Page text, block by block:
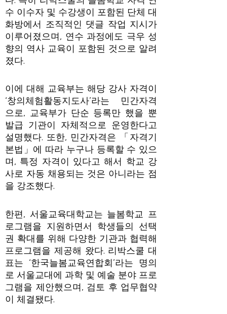
수 이수자 및 수강생이 포함된 단체 대
화방에서 조직적인 댓글 작업 지시가
이루어졌으며, 연수 과정에도 극우 성
향의 역사 교육이 포함된 것으로 알려
졌다.
이에 대해 교육부는 해당 강사 자격이
‘창의체험활동지도사’라는 민간자격
으로, 교육부가 단순 등록만 했을 뿐
발급 기관이 자체적으로 운영한다고
설명했다. 또한, 민간자격은 「자격기
본법」에 따라 누구나 등록할 수 있으
며, 특정 자격이 있다고 해서 학교 강
사로 자동 채용되는 것은 아니라는 점
을 강조했다.
한편, 서울교육대학교는 늘봄학교 프
로그램을 지원하면서 학생들의 선택
권 확대를 위해 다양한 기관과 협력해
프로그램을 제공해 왔다. 리박스쿨 대
표는 ‘한국늘봄교육연합회’라는 명의
로 서울교대에 과학 및 예술 분야 프로
그램을 제안했으며, 검토 후 업무협약
이 체결됐다.